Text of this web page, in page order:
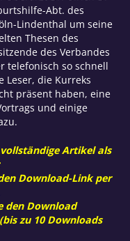
Abt. des
Lindenthal um seine
Thesen des
des Verbandes
telefonisch so schnell
Leser, die Kurreks
präsent haben, eine
und einige
Artikel als
Download-Link per
den Download
zu 10 Downloads